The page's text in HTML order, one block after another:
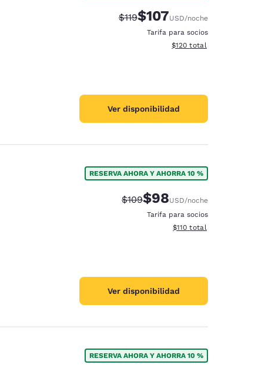
Precio tachado:
$119Precio con descuento:
$107USD/noche
Tarifa para socios
Ver detalles del total
$120 total
Ver disponibilidad
RESERVA AHORA Y AHORRA 10 %
Precio tachado:
$109Precio con descuento:
$98USD/noche
Tarifa para socios
Ver detalles del total
$110 total
Ver disponibilidad
RESERVA AHORA Y AHORRA 10 %